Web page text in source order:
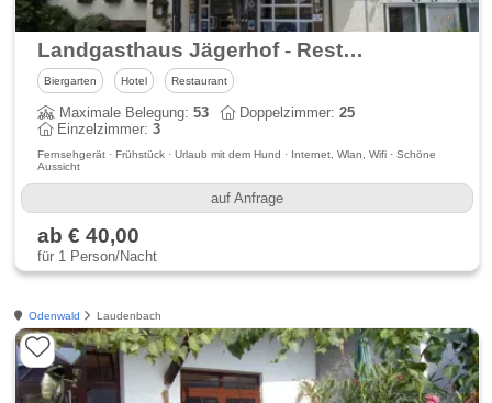
Landgasthaus Jägerhof - Restaurant-Hotel-Kulinarium
Biergarten Hotel Restaurant
Maximale Belegung:53 Doppelzimmer:25
Einzelzimmer:3
Fernsehgerät · Frühstück · Urlaub mit dem Hund · Internet, Wlan, Wifi · Schöne
Aussicht
auf Anfrage
ab € 40,00
für 1 Person/Nacht
Odenwald Laudenbach